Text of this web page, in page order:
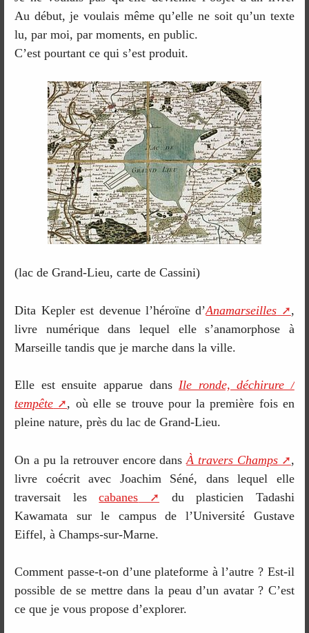
Au début, je voulais même qu’elle ne soit qu’un texte
lu, par moi, par moments, en public.
C’est pourtant ce qui s’est produit.
(lac de Grand-Lieu, carte de Cassini)
Dita Kepler est devenue l’héroïne d’Anamarseilles
,
livre numérique dans lequel elle s’anamorphose à
Marseille tandis que je marche dans la ville.
Elle est ensuite apparue dansIle ronde, déchirure /
tempête
, où elle se trouve pour la première fois en
pleine nature, près du lac de Grand-Lieu.
On a pu la retrouver encore dansÀ travers Champs
,
livre coécrit avec Joachim Séné, dans lequel elle
traversait lescabanes
du plasticien Tadashi
Kawamata sur le campus de l’Université Gustave
Eiffel, à Champs-sur-Marne.
Comment passe-t-on d’une plateforme à l’autre ? Est-il
possible de se mettre dans la peau d’un avatar ? C’est
ce que je vous propose d’explorer.